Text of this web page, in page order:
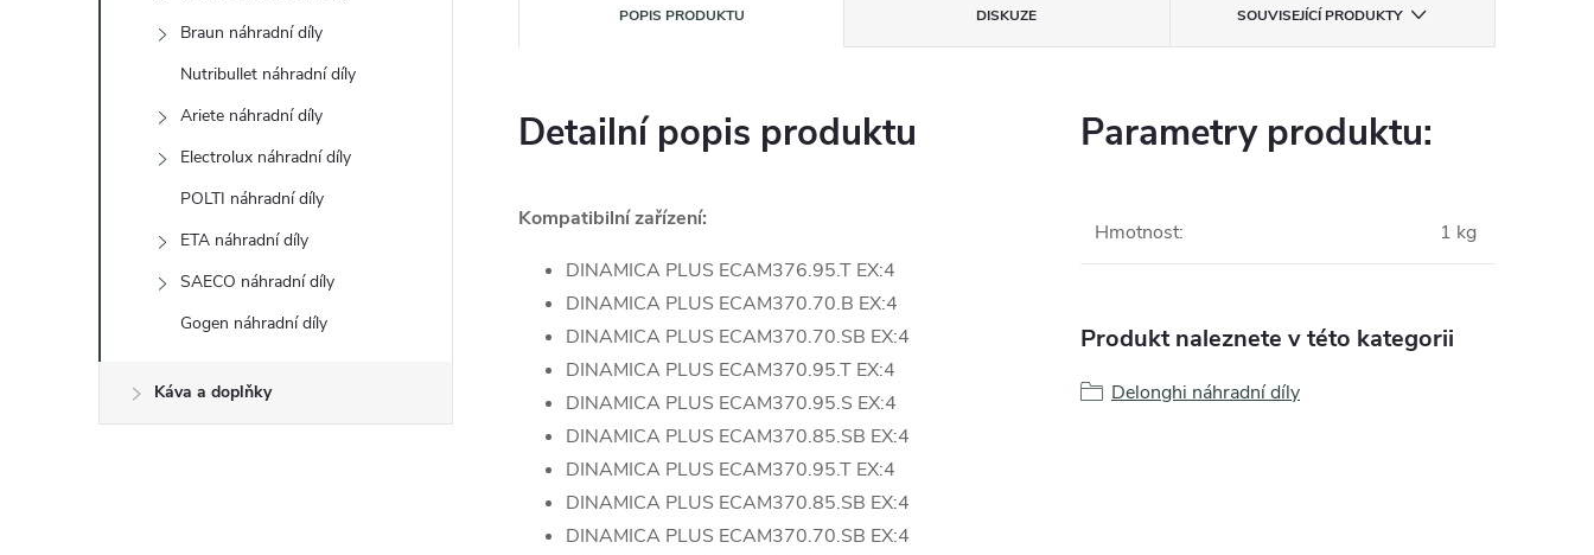
Braun náhradní díly
Nutribullet náhradní díly
Ariete náhradní díly
Electrolux náhradní díly
POLTI náhradní díly
ETA náhradní díly
SAECO náhradní díly
Gogen náhradní díly
Káva a doplňky
POPIS PRODUKTU DISKUZE SOUVISEJÍCÍ PRODUKTY
Detailní popis produktu
Kompatibilní zařízení:
DINAMICA PLUS ECAM376.95.T EX:4
DINAMICA PLUS ECAM370.70.B EX:4
DINAMICA PLUS ECAM370.70.SB EX:4
DINAMICA PLUS ECAM370.95.T EX:4
DINAMICA PLUS ECAM370.95.S EX:4
DINAMICA PLUS ECAM370.85.SB EX:4
DINAMICA PLUS ECAM370.95.T EX:4
DINAMICA PLUS ECAM370.85.SB EX:4
DINAMICA PLUS ECAM370.70.SB EX:4
Parametry produktu:
Hmotnost: 1 kg
Produkt naleznete v této kategorii
Delonghi náhradní díly